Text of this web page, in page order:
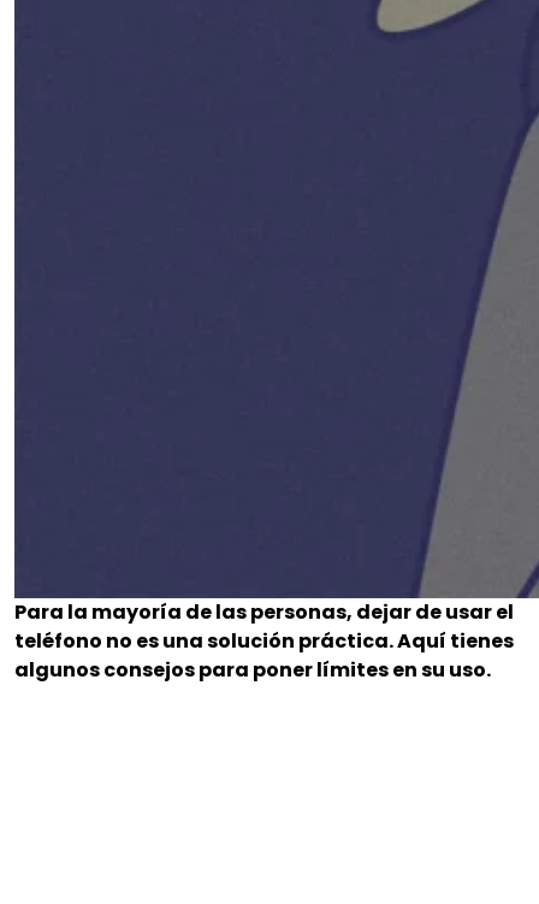
Para la mayoría de las personas, dejar de usar el
teléfono no es una solución práctica. Aquí tienes
algunos consejos para poner límites en su uso.